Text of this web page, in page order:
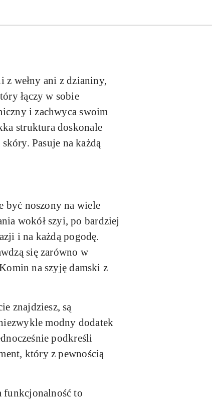
z wełny ani z dzianiny,
łączy w sobie
i zachwyca swoim
struktura doskonale
Pasuje na każdą
być noszony na wiele
wokół szyi, po bardziej
i na każdą pogodę.
się zarówno w
na szyję damski z
znajdziesz, są
modny dodatek
podkreśli
który z pewnością
funkcjonalność to